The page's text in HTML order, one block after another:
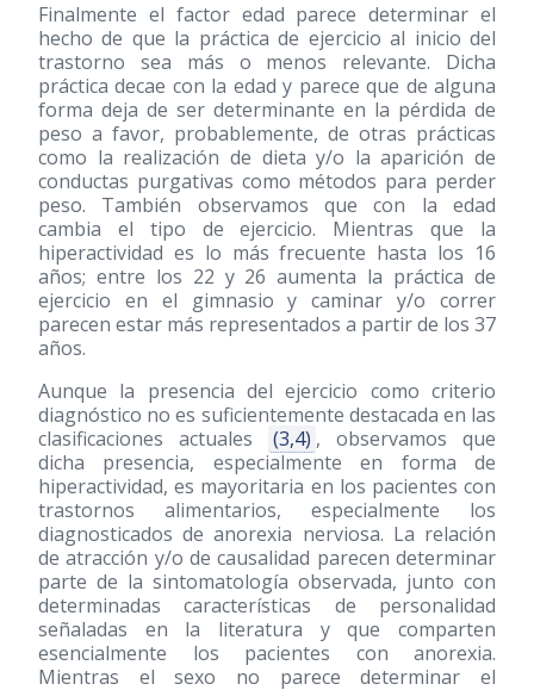
Finalmente el factor edad parece determinar el
hecho de que la práctica de ejercicio al inicio del
trastorno sea más o menos relevante. Dicha
práctica decae con la edad y parece que de alguna
forma deja de ser determinante en la pérdida de
peso a favor, probablemente, de otras prácticas
como la realización de dieta y/o la aparición de
conductas purgativas como métodos para perder
peso. También observamos que con la edad
cambia el tipo de ejercicio. Mientras que la
hiperactividad es lo más frecuente hasta los 16
años; entre los 22 y 26 aumenta la práctica de
ejercicio en el gimnasio y caminar y/o correr
parecen estar más representados a partir de los 37
años.
Aunque la presencia del ejercicio como criterio
diagnóstico no es suficientemente destacada en las
clasificaciones actuales
(3,4) , observamos que
dicha presencia, especialmente en forma de
hiperactividad, es mayoritaria en los pacientes con
trastornos alimentarios, especialmente los
diagnosticados de anorexia nerviosa. La relación
de atracción y/o de causalidad parecen determinar
parte de la sintomatología observada, junto con
determinadas características de personalidad
señaladas en la literatura y que comparten
esencialmente los pacientes con anorexia.
Mientras el sexo no parece determinar el